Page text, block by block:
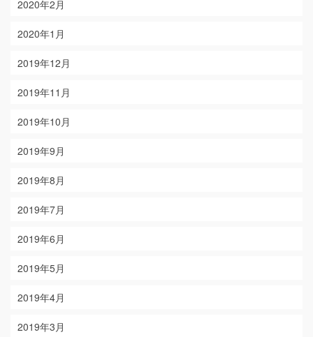
2020年2月
2020年1月
2019年12月
2019年11月
2019年10月
2019年9月
2019年8月
2019年7月
2019年6月
2019年5月
2019年4月
2019年3月